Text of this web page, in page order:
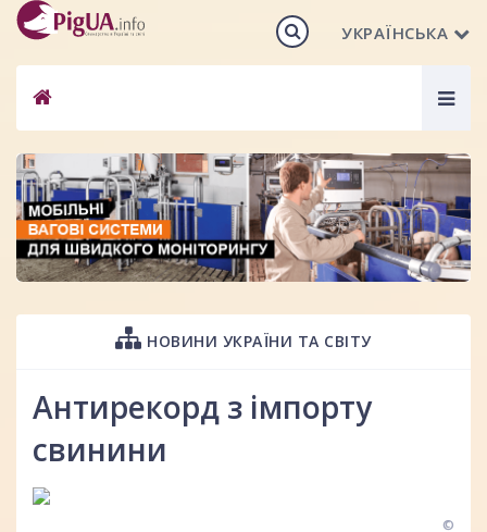
УКРАЇНСЬКА
НОВИНИ УКРАЇНИ ТА СВІТУ
Антирекорд з імпорту
свинини
©